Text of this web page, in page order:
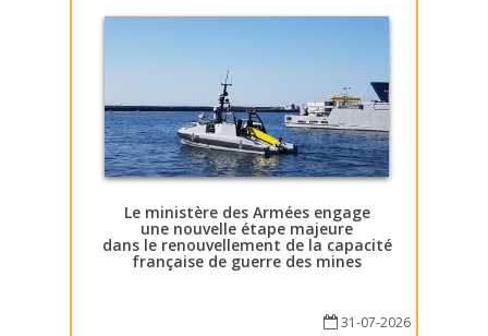
Le ministère des Armées engage
une nouvelle étape majeure
dans le renouvellement de la capacité
française de guerre des mines
31-07-2026